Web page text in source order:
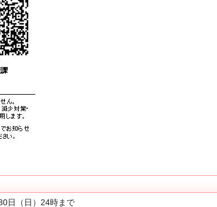
日（日）24時まで